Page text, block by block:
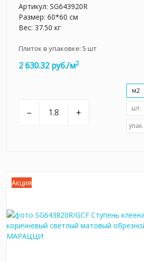
Артикул: SG643920R
Размер: 60*60 см
Вес: 37.50 кг
Плиток в упаковке: 5 шт
2 630.32 руб./м2
– +
м2
шт.
упак.
Акция